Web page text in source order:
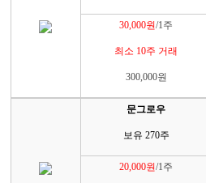
30,000원/1주
최소 10주 거래
300,000원
문그로우
보유 270주
20,000원/1주